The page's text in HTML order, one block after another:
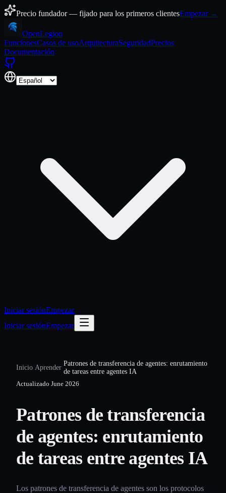
Ir al contenido
Precio fundador — fijado para los primeros clientesEmpezar →
OpenLegion
FuncionesCasos de usoArquitecturaSeguridadPrecios
Documentación
Iniciar sesiónEmpezar
Iniciar sesiónEmpezar
Inicio/Aprender/
Patrones de transferencia de agentes: enrutamiento
de tareas entre agentes IA
Actualizado June 2026
Patrones de transferencia
de agentes: enrutamiento
de tareas entre agentes IA
Los patrones de transferencia de agentes son los protocolos